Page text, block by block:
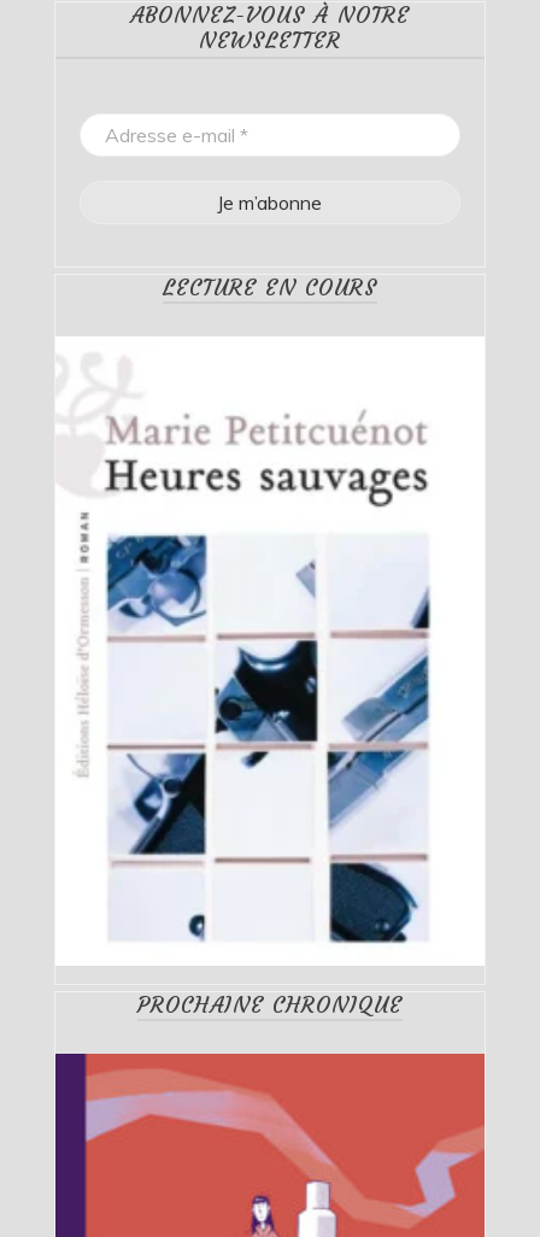
ABONNEZ-VOUS À NOTRE
NEWSLETTER
LECTURE EN COURS
PROCHAINE CHRONIQUE